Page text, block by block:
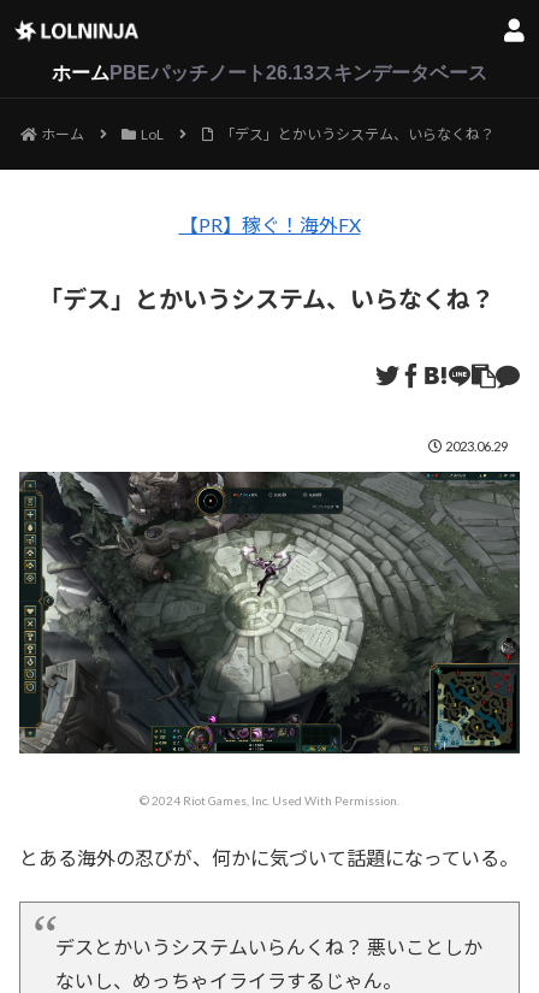
ホーム PBEパッチノート26.13スキンデータベース
ホーム LoL 「デス」とかいうシステム、いらなくね？
【PR】稼ぐ！海外FX
「デス」とかいうシステム、いらなくね？
2023.06.29
© 2024 Riot Games, Inc. Used With Permission.
とある海外の忍びが、何かに気づいて話題になっている。
デスとかいうシステムいらんくね？ 悪いことしか
ないし、めっちゃイライラするじゃん。